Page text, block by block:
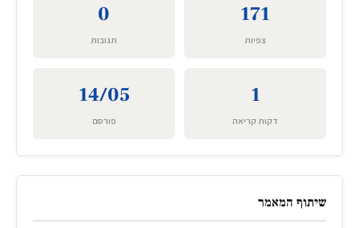
171
צפיות
0
תגובות
1
דקות קריאה
14/05
פורסם
שיתוף המאמר